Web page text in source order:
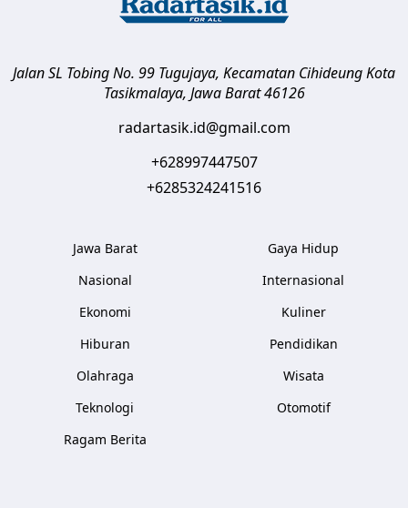
Jalan SL Tobing No. 99 Tugujaya, Kecamatan CihideungKota
Tasikmalaya, Jawa Barat 46126
radartasik.id@gmail.com
+628997447507
+6285324241516
Jawa Barat
Nasional
Ekonomi
Hiburan
Olahraga
Teknologi
Ragam Berita
Gaya Hidup
Internasional
Kuliner
Pendidikan
Wisata
Otomotif